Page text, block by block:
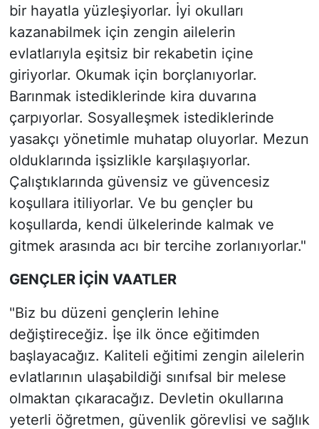
bir hayatla yüzleşiyorlar. İyi okulları
kazanabilmek için zengin ailelerin
evlatlarıyla eşitsiz bir rekabetin içine
giriyorlar. Okumak için borçlanıyorlar.
Barınmak istediklerinde kira duvarına
çarpıyorlar. Sosyalleşmek istediklerinde
yasakçı yönetimle muhatap oluyorlar. Mezun
olduklarında işsizlikle karşılaşıyorlar.
Çalıştıklarında güvensiz ve güvencesiz
koşullara itiliyorlar. Ve bu gençler bu
koşullarda, kendi ülkelerinde kalmak ve
gitmek arasında acı bir tercihe zorlanıyorlar."
GENÇLER İÇİN VAATLER
"Biz bu düzeni gençlerin lehine
değiştireceğiz. İşe ilk önce eğitimden
başlayacağız. Kaliteli eğitimi zengin ailelerin
evlatlarının ulaşabildiği sınıfsal bir melese
olmaktan çıkaracağız. Devletin okullarına
yeterli öğretmen, güvenlik görevlisi ve sağlık